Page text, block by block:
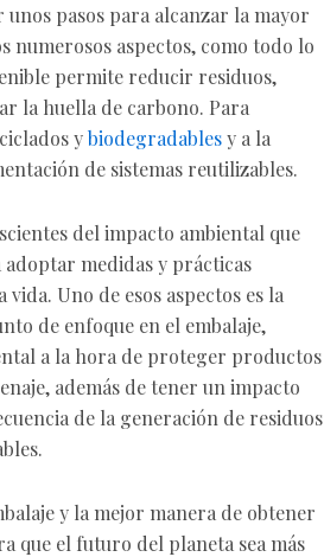
pasos para alcanzar la mayor
numerosos aspectos, como todo lo
permite reducir residuos,
la huella de carbono. Para
ybiodegradablesy a la
de sistemas reutilizables.
del impacto ambiental que
adoptar medidas y prácticas
Uno de esos aspectos es la
de enfoque en el embalaje,
a la hora de proteger productos
además de tener un impacto
de la generación de residuos
y la mejor manera de obtener
que el futuro del planeta sea más